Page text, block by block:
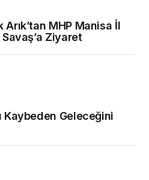
MHP Manisa İl
Ziyaret
Kaybeden Geleceğini